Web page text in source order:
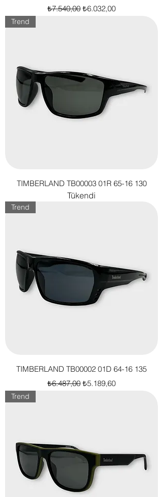
Normal Fiyat
₺7.540,00 İndirimli Fiyat
₺6.032,00
Trend
TIMBERLAND TB00003 01R 65-16 130
Tükendi
Trend
TIMBERLAND TB00002 01D 64-16 135
Normal Fiyat
₺6.487,00 İndirimli Fiyat
₺5.189,60
Trend